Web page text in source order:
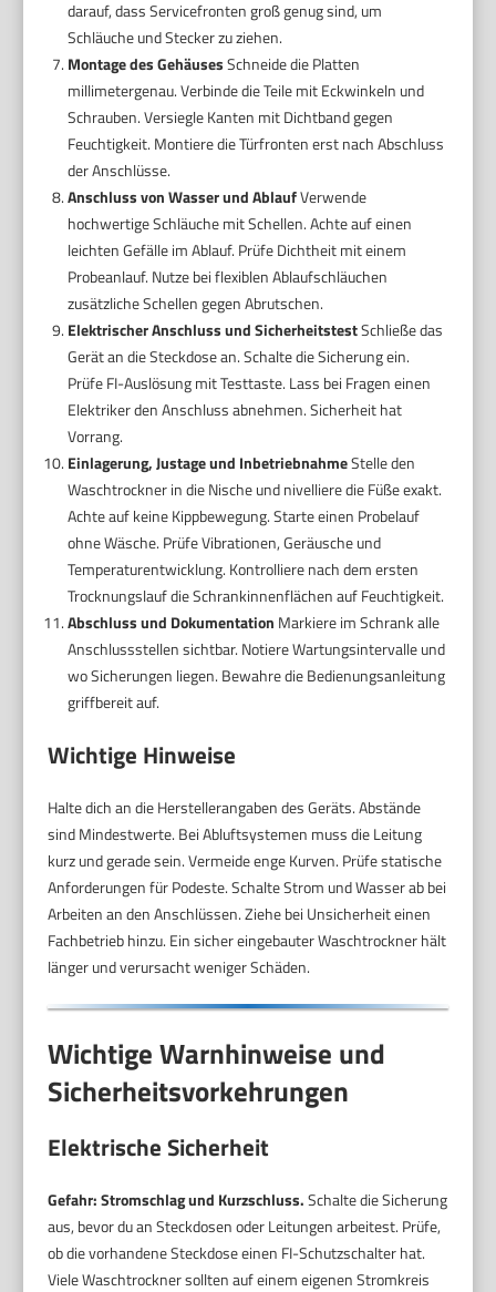
darauf, dass Servicefronten groß genug sind, um
Schläuche und Stecker zu ziehen.
Montage des GehäusesSchneide die Platten
millimetergenau. Verbinde die Teile mit Eckwinkeln und
Schrauben. Versiegle Kanten mit Dichtband gegen
Feuchtigkeit. Montiere die Türfronten erst nach Abschluss
der Anschlüsse.
Anschluss von Wasser und AblaufVerwende
hochwertige Schläuche mit Schellen. Achte auf einen
leichten Gefälle im Ablauf. Prüfe Dichtheit mit einem
Probeanlauf. Nutze bei flexiblen Ablaufschläuchen
zusätzliche Schellen gegen Abrutschen.
Elektrischer Anschluss und SicherheitstestSchließe das
Gerät an die Steckdose an. Schalte die Sicherung ein.
Prüfe FI-Auslösung mit Testtaste. Lass bei Fragen einen
Elektriker den Anschluss abnehmen. Sicherheit hat
Vorrang.
Einlagerung, Justage und InbetriebnahmeStelle den
Waschtrockner in die Nische und nivellie­re die Füße exakt.
Achte auf keine Kippbewegung. Starte einen Probelauf
ohne Wäsche. Prüfe Vibrationen, Geräusche und
Temperaturentwicklung. Kontrolliere nach dem ersten
Trocknungslauf die Schrankinnenflächen auf Feuchtigkeit.
Abschluss und Dokumentation Markiere im Schrank alle
Anschlussstellen sichtbar. Notiere Wartungsintervalle und
wo Sicherungen liegen. Bewahre die Bedienungsanleitung
griffbereit auf.
Wichtige Hinweise
Halte dich an die Herstellerangaben des Geräts. Abstände
sind Mindestwerte. Bei Abluftsystemen muss die Leitung
kurz und gerade sein. Vermeide enge Kurven. Prüfe statische
Anforderungen für Podeste. Schalte Strom und Wasser ab bei
Arbeiten an den Anschlüssen. Ziehe bei Unsicherheit einen
Fachbetrieb hinzu. Ein sicher eingebauter Waschtrockner hält
länger und verursacht weniger Schäden.
Wichtige Warnhinweise und
Sicherheitsvorkehrungen
Elektrische Sicherheit
Gefahr: Stromschlag und Kurzschluss.Schalte die Sicherung
aus, bevor du an Steckdosen oder Leitungen arbeitest. Prüfe,
ob die vorhandene Steckdose einen FI-Schutzschalter hat.
Viele Waschtrockner sollten auf einem eigenen Stromkreis